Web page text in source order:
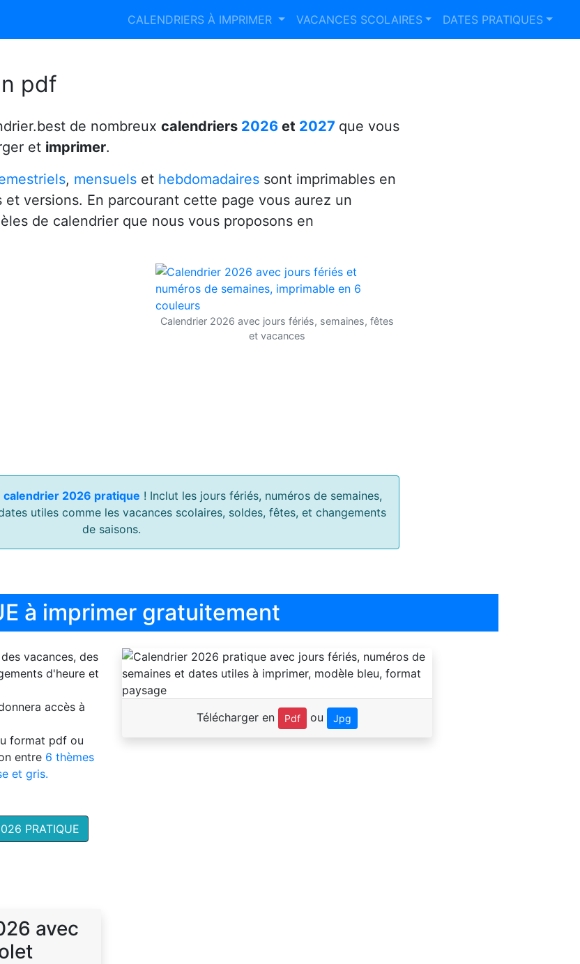
CALENDRIERS À IMPRIMER VACANCES SCOLAIRES DATES PRATIQUES
Calendrier 2027
pdf
de nombreux calendriers 2026et 2027 que vous
et imprimer.
, mensuelset hebdomadairessont imprimables en
versions. En parcourant cette page vous aurez un
de calendrier que nous vous proposons en
Calendrier 2026 avec jours fériés, semaines, fêtes
et vacances
calendrier 2026 pratique ! Inclut les jours fériés, numéros de semaines,
utiles comme les vacances scolaires, soldes, fêtes, et changements
de saisons.
à imprimer gratuitement
vacances, des
d'heure et
accès à
format pdf ou
entre 6 thèmes
et gris.
PRATIQUE
Télécharger en Pdf ou Jpg
avec